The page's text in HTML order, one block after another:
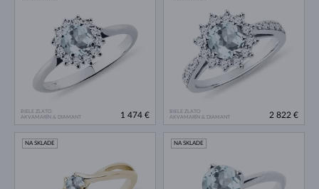
BIELE ZLATO
AKVAMARÍN & DIAMANT
1 474 €
BIELE ZLATO
AKVAMARÍN & DIAMANT
2 822 €
NA SKLADE NA SKLADE